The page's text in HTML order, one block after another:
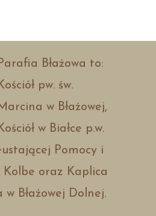
Parafia Błażowa to:
Kościół pw. św.
Marcina w Błażowej,
Kościół w Białce p.w.
Pomocy i
Kolbe oraz Kaplica
w Błażowej Dolnej.